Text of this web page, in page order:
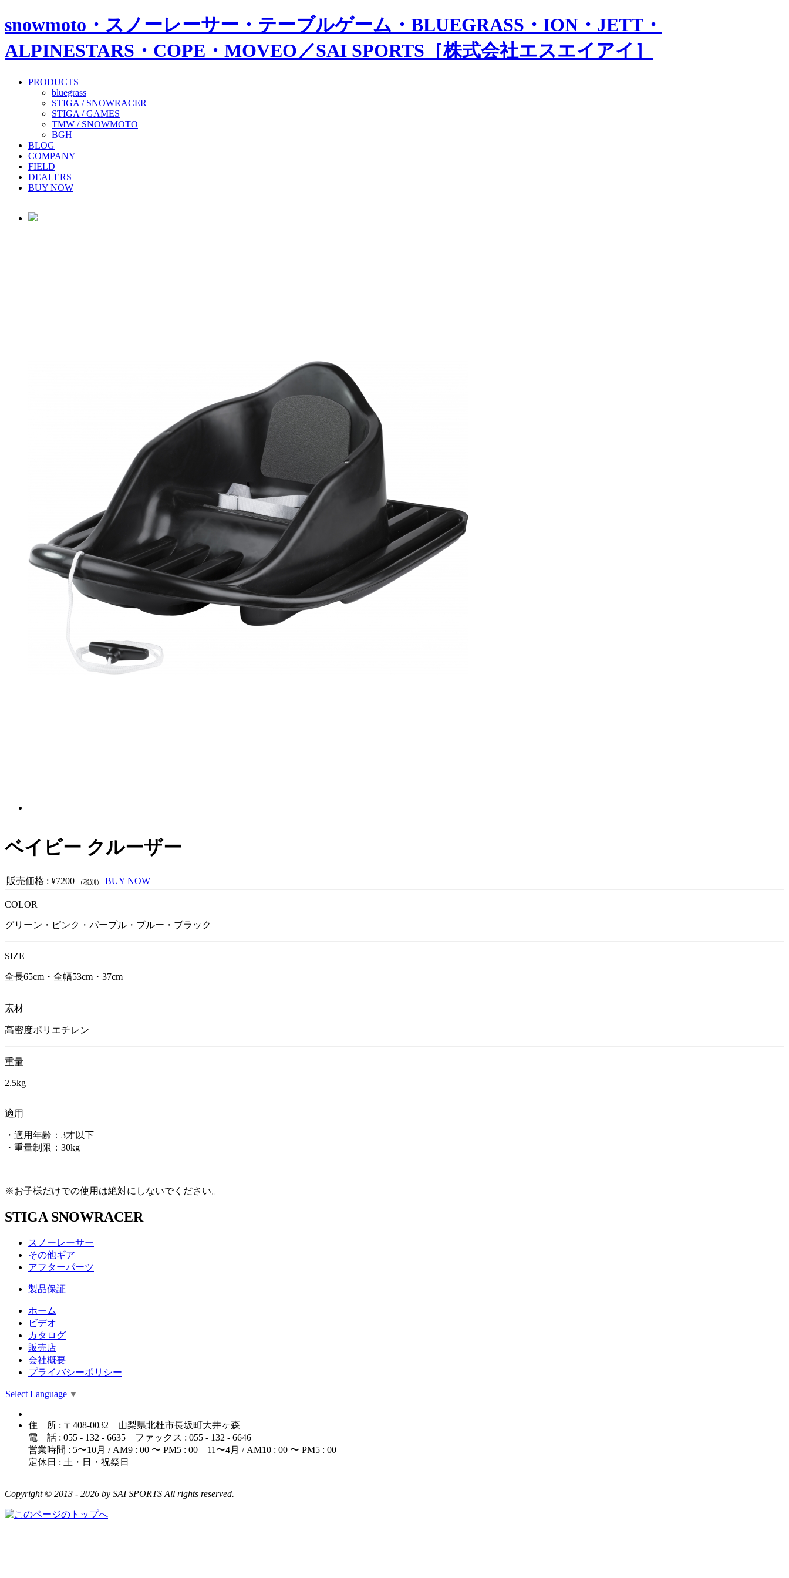
snowmoto・スノーレーサー・テーブルゲーム・BLUEGRASS・ION・JETT・
ALPINESTARS・COPE・MOVEO／SAI SPORTS［株式会社エスエイアイ］
PRODUCTS
bluegrass
STIGA / SNOWRACER
STIGA / GAMES
TMW / SNOWMOTO
BGH
BLOG
COMPANY
FIELD
DEALERS
BUY NOW
ベイビー クルーザー
販売価格 : ¥7200 （税別） BUY NOW
COLOR
グリーン・ピンク・パープル・ブルー・ブラック
SIZE
全長65cm・全幅53cm・37cm
素材
高密度ポリエチレン
重量
2.5kg
適用
・適用年齢：3才以下
・重量制限：30kg
※お子様だけでの使用は絶対にしないでください。
STIGA SNOWRACER
スノーレーサー
その他ギア
アフターパーツ
製品保証
ホーム
ビデオ
カタログ
販売店
会社概要
プライバシーポリシー
Select Language ▼
住 所 : 〒408-0032 山梨県北杜市長坂町大井ヶ森
電 話 : 055 - 132 - 6635 ファックス : 055 - 132 - 6646
営業時間 : 5〜10月 / AM9 : 00 〜 PM5 : 00 11〜4月 / AM10 : 00 〜 PM5 : 00
定休日 : 土・日・祝祭日
Copyright © 2013 - 2026 by SAI SPORTS All rights reserved.